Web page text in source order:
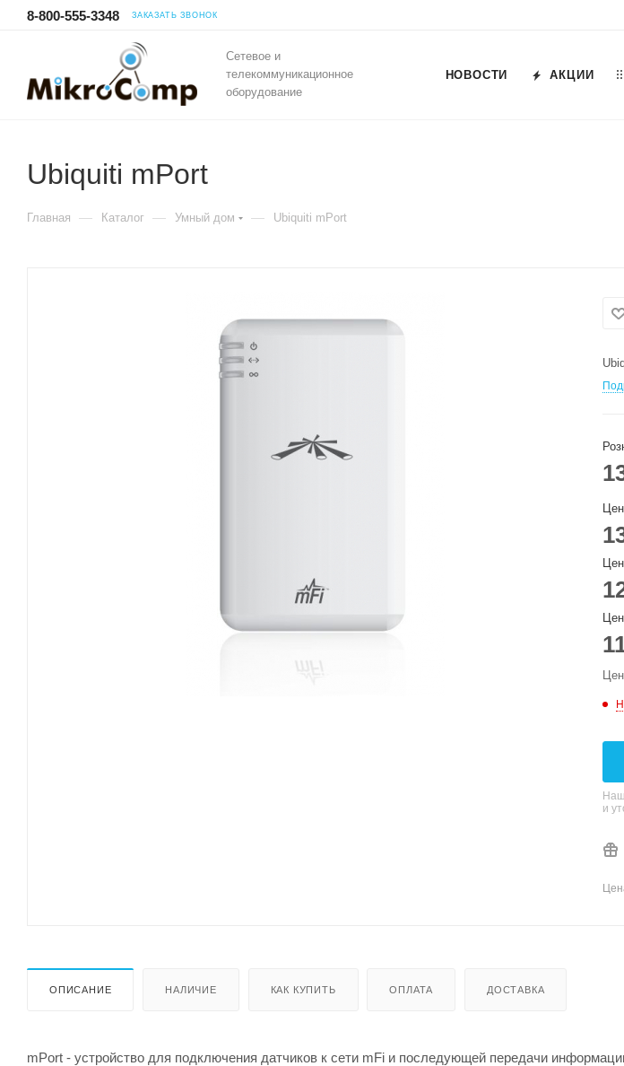
8-800-555-3348 ЗАКАЗАТЬ ЗВОНОК
Сетевое и
телекоммуникационное
оборудование
НОВОСТИ АКЦИИ
Ubiquiti mPort
Главная — Каталог — Умный дом — Ubiquiti mPort
и
ОПИСАНИЕ НАЛИЧИЕ КАК КУПИТЬ ОПЛАТА ДОСТАВКА
mPort - устройство для подключения датчиков к сети mFi и последующей передачи